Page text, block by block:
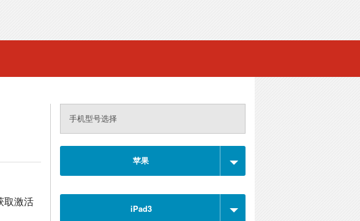
取激活
手机型号选择
苹果
iPad3